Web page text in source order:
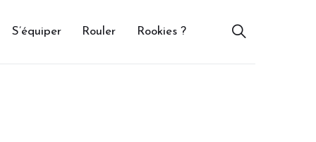
S’équiper Rouler Rookies ?